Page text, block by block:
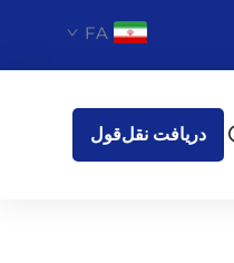
FA
دریافت نقل‌قول